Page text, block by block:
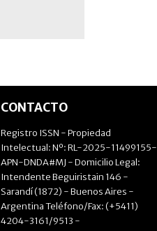
CONTACTO
Registro ISSN - Propiedad
Intelectual: Nº: RL-2025-11499155-
APN-DNDA#MJ - Domicilio Legal:
Intendente Beguiristain 146 -
Sarandí (1872) - Buenos Aires -
Argentina Teléfono/Fax: (+5411)
4204-3161/9513 -